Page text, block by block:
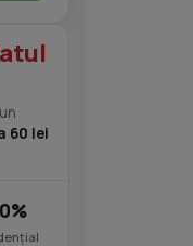
60 lei